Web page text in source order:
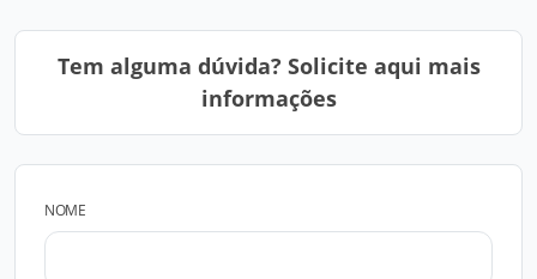
Tem alguma dúvida? Solicite aqui mais
informações
NOME